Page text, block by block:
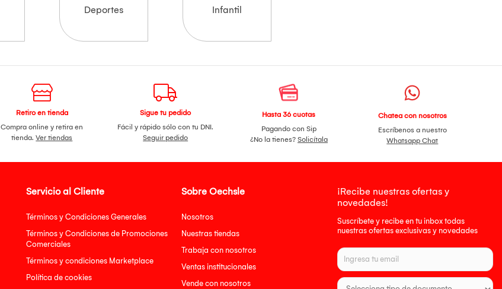
Deportes Infantil
Retiro en tienda
Compra online y retira en
tienda.Ver tiendas
Sigue tu pedido
Fácil y rápido sólo con tu DNI.
Seguir pedido
Hasta 36 cuotas
Pagando con Sip
¿No la tienes? Solicítala
Chatea con nosotros
Escríbenos a nuestro
Whatsapp Chat
Servicio al Cliente
Términos y Condiciones Generales
Términos y Condiciones de Promociones
Comerciales
Términos y condiciones Marketplace
Política de cookies
Sobre Oechsle
Nosotros
Nuestras tiendas
Trabaja con nosotros
Ventas institucionales
Vende con nosotros
¡Recibe nuestras ofertas y
novedades!
Suscríbete y recibe en tu inbox todas
nuestras ofertas exclusivas y novedades